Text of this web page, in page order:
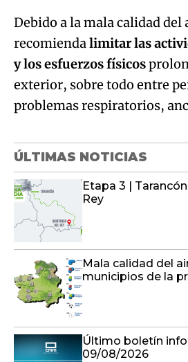
Debido a la mala calidad del
recomiendalimitar las
y los esfuerzos físicos
exterior, sobre todo entre
problemas respiratorios,
ÚLTIMAS NOTICIAS
Etapa 3 |
Rey
Mala calidad del
municipios de la
Último boletín
09/08/2026